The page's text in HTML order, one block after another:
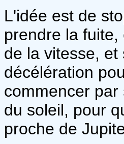
L'idée est de
prendre la
de la vitesse,
décélération
commencer
du soleil, pour
proche de